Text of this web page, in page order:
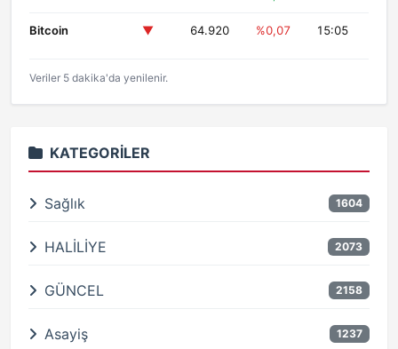
Bitcoin ▼ 64.920 %0,07 15:05
Veriler 5 dakika'da yenilenir.
KATEGORILER
Sağlık 1604
HALİLİYE 2073
GÜNCEL 2158
Asayiş 1237